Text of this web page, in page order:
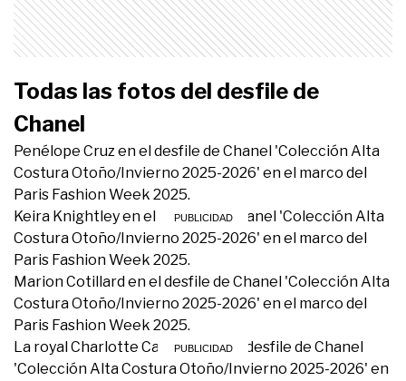
Todas las fotos del desfile de
Chanel
Penélope Cruz en el desfile de Chanel 'Colección Alta
Costura Otoño/Invierno 2025-2026' en el marco del
Paris Fashion Week 2025.
Keira Knightley en el desfile de Chanel 'Colección Alta
Costura Otoño/Invierno 2025-2026' en el marco del
Paris Fashion Week 2025.
Marion Cotillard en el desfile de Chanel 'Colección Alta
Costura Otoño/Invierno 2025-2026' en el marco del
Paris Fashion Week 2025.
La royal Charlotte Casiraghi en el desfile de Chanel
'Colección Alta Costura Otoño/Invierno 2025-2026' en